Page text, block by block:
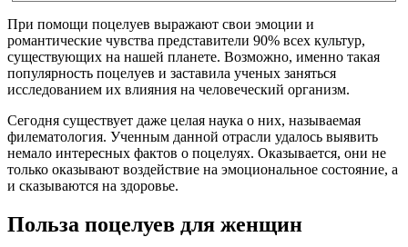
При помощи поцелуев выражают свои эмоции и
романтические чувства представители 90% всех культур,
существующих на нашей планете. Возможно, именно такая
популярность поцелуев и заставила ученых заняться
исследованием их влияния на человеческий организм.
Сегодня существует даже целая наука о них, называемая
филематология. Ученным данной отрасли удалось выявить
немало интересных фактов о поцелуях. Оказывается, они не
только оказывают воздействие на эмоциональное состояние, а
и сказываются на здоровье.
Польза поцелуев для женщин